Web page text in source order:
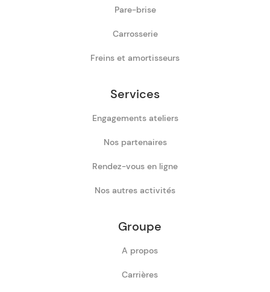
Pare-brise
Carrosserie
Freins et amortisseurs
Services
Engagements ateliers
Nos partenaires
Rendez-vous en ligne
Nos autres activités
Groupe
A propos
Carrières